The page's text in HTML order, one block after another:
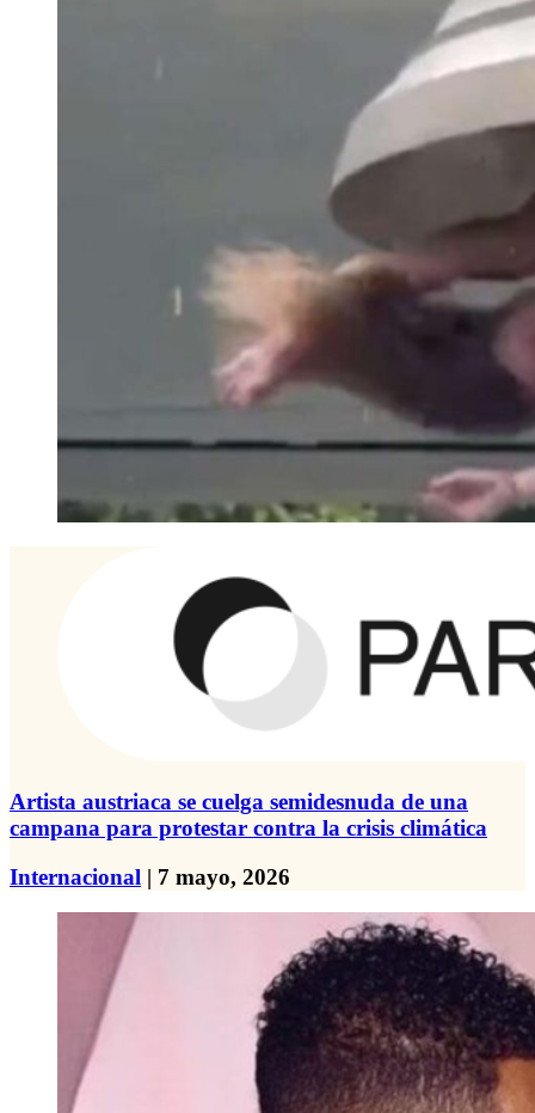
Artista austriaca se cuelga semidesnuda de una
campana para protestar contra la crisis climática
Internacional | 7 mayo, 2026